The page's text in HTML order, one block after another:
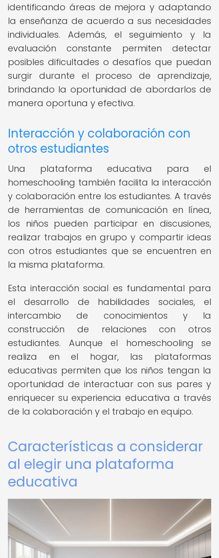
identificando áreas de mejora y adaptando
la enseñanza de acuerdo a sus necesidades
individuales. Además, el seguimiento y la
evaluación constante permiten detectar
posibles dificultades o desafíos que puedan
surgir durante el proceso de aprendizaje,
brindando la oportunidad de abordarlos de
manera oportuna y efectiva.
Interacción y colaboración con
otros estudiantes
Una plataforma educativa para el
homeschooling también facilita la interacción
y colaboración entre los estudiantes. A través
de herramientas de comunicación en línea,
los niños pueden participar en discusiones,
realizar trabajos en grupo y compartir ideas
con otros estudiantes que se encuentren en
la misma plataforma.
Esta interacción social es fundamental para
el desarrollo de habilidades sociales, el
intercambio de conocimientos y la
construcción de relaciones con otros
estudiantes. Aunque el homeschooling se
realiza en el hogar, las plataformas
educativas permiten que los niños tengan la
oportunidad de interactuar con sus pares y
enriquecer su experiencia educativa a través
de la colaboración y el trabajo en equipo.
Características a considerar
al elegir una plataforma
educativa